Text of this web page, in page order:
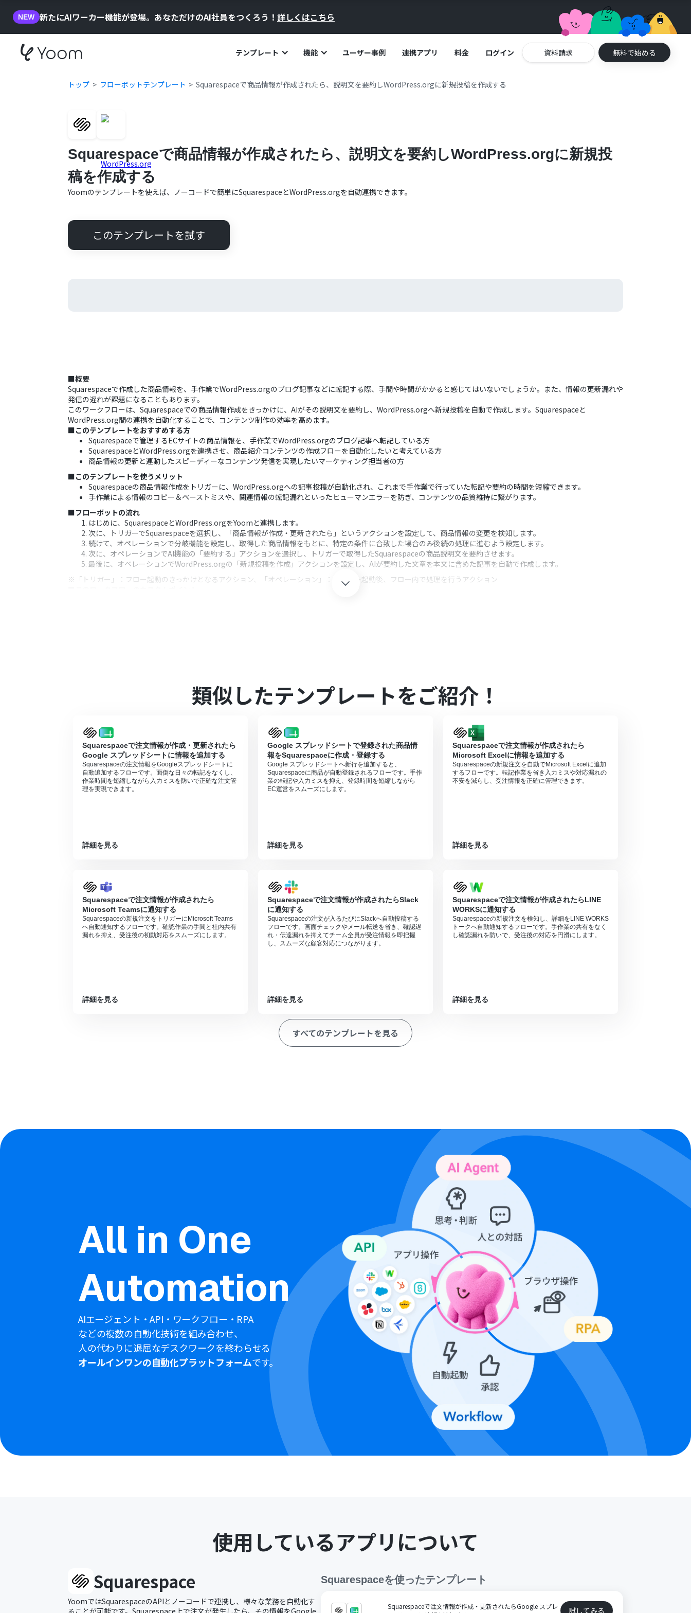
NEW 新たにAIワーカー機能が登場。あなただけのAI社員をつくろう！ 詳しくはこちら
テンプレート 機能 ユーザー事例 連携アプリ 料金 ログイン 資料請求 無料で始める
トップ フローボットテンプレート Squarespaceで商品情報が作成されたら、説明文を要約しWordPress.orgに新規投稿を作成する
Squarespaceで商品情報が作成されたら、説明文を要約しWordPress.orgに新規投
稿を作成する
Yoomのテンプレートを使えば、ノーコードで簡単にSquarespaceとWordPress.orgを自動連携できます。
このテンプレートを試す
■概要
Squarespaceで作成した商品情報を、手作業でWordPress.orgのブログ記事などに転記する際、手間や時間がかかると感じてはいないでしょうか。また、情報の更新漏れや
発信の遅れが課題になることもあります。
このワークフローは、Squarespaceでの商品情報作成をきっかけに、AIがその説明文を要約し、WordPress.orgへ新規投稿を自動で作成します。Squarespaceと
WordPress.org間の連携を自動化することで、コンテンツ制作の効率を高めます。
■このテンプレートをおすすめする方
Squarespaceで管理するECサイトの商品情報を、手作業でWordPress.orgのブログ記事へ転記している方
SquarespaceとWordPress.orgを連携させ、商品紹介コンテンツの作成フローを自動化したいと考えている方
商品情報の更新と連動したスピーディーなコンテンツ発信を実現したいマーケティング担当者の方
■このテンプレートを使うメリット
Squarespaceの商品情報作成をトリガーに、WordPress.orgへの記事投稿が自動化され、これまで手作業で行っていた転記や要約の時間を短縮できます。
手作業による情報のコピー＆ペーストミスや、関連情報の転記漏れといったヒューマンエラーを防ぎ、コンテンツの品質維持に繋がります。
■フローボットの流れ
はじめに、SquarespaceとWordPress.orgをYoomと連携します。
次に、トリガーでSquarespaceを選択し、「商品情報が作成・更新されたら」というアクションを設定して、商品情報の変更を検知します。
続けて、オペレーションで分岐機能を設定し、取得した商品情報をもとに、特定の条件に合致した場合のみ後続の処理に進むよう設定します。
次に、オペレーションでAI機能の「要約する」アクションを選択し、トリガーで取得したSquarespaceの商品説明文を要約させます。
最後に、オペレーションでWordPress.orgの「新規投稿を作成」アクションを設定し、AIが要約した文章を本文に含めた記事を自動で作成します。
※「トリガー」：フロー起動のきっかけとなるアクション、「オペレーション」：トリガー起動後、フロー内で処理を行うアクション
分岐はミニプラン以上のプランでご利用いただける機能（オペレーション）となっております。フリープランの場合は設定しているフローボットのオペレーションは
エラーとなりますので、ご注意ください。
ミニプランなどの有料プランは、2週間の無料トライアルを行うことが可能です。無料トライアル中には制限対象のアプリや機能（オペレーション）を使用すること
Stripeはチームプラン・サクセスプランでのみご利用いただけるアプリとなっております。フリープラン・ミニプランの場合は設定しているフローボットのオペレー
ションやデータコネクトはエラーとなりますので、ご注意ください。
チームプランやサクセスプランなどの有料プランは、2週間の無料トライアルを行うことが可能です。無料トライアル中には制限対象のアプリを使用することができ
ます。
類似したテンプレートをご紹介！
Squarespaceで注文情報が作成・更新されたら
Google スプレッドシートに情報を追加する
Squarespaceの注文情報をGoogleスプレッドシートに
自動追加するフローです。面倒な日々の転記をなくし、
作業時間を短縮しながら入力ミスを防いで正確な注文管
理を実現できます。
詳細を見る
Google スプレッドシートで登録された商品情
報をSquarespaceに作成・登録する
Google スプレッドシートへ新行を追加すると、
Squarespaceに商品が自動登録されるフローです。手作
業の転記や入力ミスを抑え、登録時間を短縮しながら
EC運営をスムーズにします。
詳細を見る
Squarespaceで注文情報が作成されたら
Microsoft Excelに情報を追加する
Squarespaceの新規注文を自動でMicrosoft Excelに追加
するフローです。転記作業を省き入力ミスや対応漏れの
不安を減らし、受注情報を正確に管理できます。
詳細を見る
Squarespaceで注文情報が作成されたら
Microsoft Teamsに通知する
Squarespaceの新規注文をトリガーにMicrosoft Teams
へ自動通知するフローです。確認作業の手間と社内共有
漏れを抑え、受注後の初動対応をスムーズにします。
詳細を見る
Squarespaceで注文情報が作成されたらSlack
に通知する
Squarespaceの注文が入るたびにSlackへ自動投稿する
フローです。画面チェックやメール転送を省き、確認遅
れ・伝達漏れを抑えてチーム全員が受注情報を即把握
し、スムーズな顧客対応につながります。
詳細を見る
Squarespaceで注文情報が作成されたらLINE
WORKSに通知する
Squarespaceの新規注文を検知し、詳細をLINE WORKS
トークへ自動通知するフローです。手作業の共有をなく
し確認漏れを防いで、受注後の対応を円滑にします。
詳細を見る
すべてのテンプレートを見る
All in One
Automation
AIエージェント・API・ワークフロー・RPA
などの複数の自動化技術を組み合わせ、
人の代わりに退屈なデスクワークを終わらせる
オールインワンの自動化プラットフォームです。
使用しているアプリについて
Squarespace
YoomではSquarespaceのAPIとノーコードで連携し、様々な業務を自動化す
ることが可能です。Squarespace上で注文が発生したら、その情報をGoogle
Squarespaceを使ったテンプレート
Squarespaceで注文情報が作成・更新されたらGoogle スプレ
試してみる